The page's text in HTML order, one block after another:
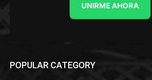
UNIRME AHORA
POPULAR CATEGORY